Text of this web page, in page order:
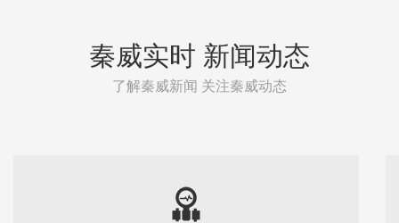
秦威实时 新闻动态
了解秦威新闻 关注秦威动态